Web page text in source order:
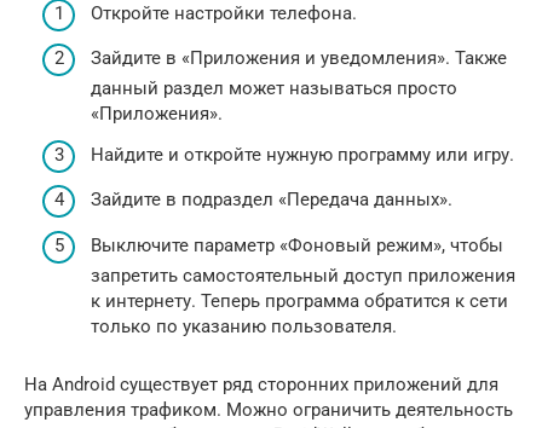
Откройте настройки телефона.
Зайдите в «Приложения и уведомления». Также
данный раздел может называться просто
«Приложения».
Найдите и откройте нужную программу или игру.
Зайдите в подраздел «Передача данных».
Выключите параметр «Фоновый режим», чтобы
запретить самостоятельный доступ приложения
к интернету. Теперь программа обратится к сети
только по указанию пользователя.
На Android существует ряд сторонних приложений для
управления трафиком. Можно ограничить деятельность